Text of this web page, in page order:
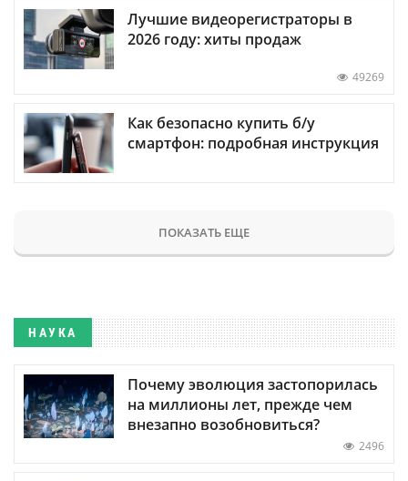
Лучшие видеорегистраторы в
2026 году: хиты продаж
49269
Как безопасно купить б/у
смартфон: подробная инструкция
ПОКАЗАТЬ ЕЩЕ
НАУКА
Почему эволюция застопорилась
на миллионы лет, прежде чем
внезапно возобновиться?
2496